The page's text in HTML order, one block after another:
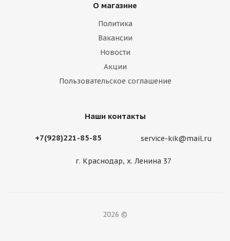
О магазине
Политика
Вакансии
Новости
Акции
Пользовательское соглашение
Наши контакты
+7(928)221-85-85 service-kik@mail.ru
г. Краснодар, х. Ленина 37
2026 ©